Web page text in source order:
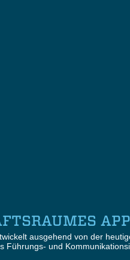
ausgehend von der
Führungs- und